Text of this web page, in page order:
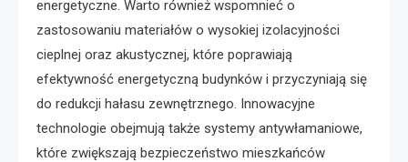
energetyczne. Warto również wspomnieć o
zastosowaniu materiałów o wysokiej izolacyjności
cieplnej oraz akustycznej, które poprawiają
efektywność energetyczną budynków i przyczyniają się
do redukcji hałasu zewnętrznego. Innowacyjne
technologie obejmują także systemy antywłamaniowe,
które zwiększają bezpieczeństwo mieszkańców